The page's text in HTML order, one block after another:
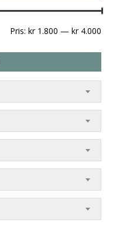
Pris: kr 1.800 — kr 4.000